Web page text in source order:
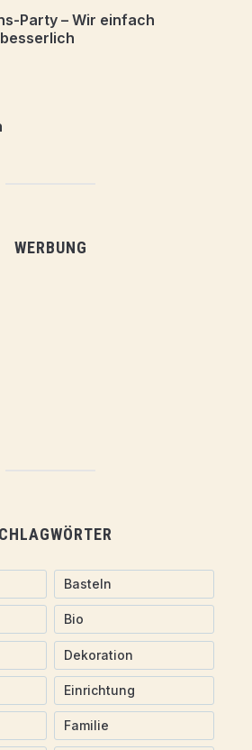
Party – Wir einfach
WERBUNG
Basteln
Bio
Dekoration
Einrichtung
Familie